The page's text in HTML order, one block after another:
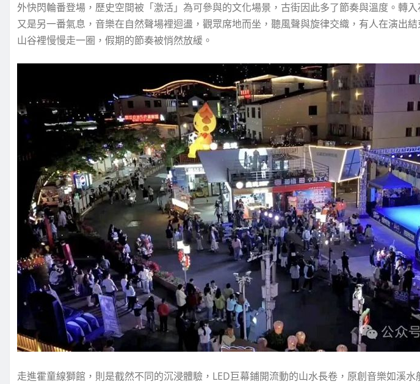
外快閃輪番登場，歷史空間被「激活」為可參與的文化場景，古街因此多了節奏與溫度。轉
又是另一番氣息，音樂在自然聲場裡迴盪，觀眾席地而坐，聽風聲與旋律交織，有人在演出
山谷裡慢慢走一圈，假期的節奏被悄然放緩。
走進霍童線獅館，則是截然不同的沉浸體驗，LED巨幕鋪開流動的山水長卷，原創音樂如溪